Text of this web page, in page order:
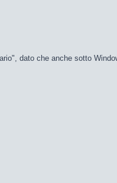
dato che anche sotto